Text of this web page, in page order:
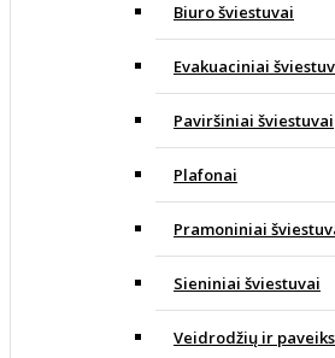
Biuro šviestuvai
Evakuaciniai
Paviršiniai šviestuvai
Plafonai
Pramoniniai
Sieniniai šviestuvai
Veidrodžių ir